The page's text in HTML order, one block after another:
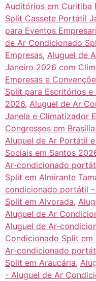
Auditórios em Curitiba
Split Cassete Portátil
para Eventos
de Ar Condicionado
Empresas, Aluguel de
Janeiro 2026 com
Empresas e
Split para Escritórios e
2026, Aluguel de Ar
Janela e Climatizador
Congressos em
Aluguel de Ar Portátil
Sociais em Santos
Ar-condicionado
Split em Almirante
condicionado portátil -
Split em Alvorada,
Aluguel de Ar
Aluguel de Ar-
Condicionado Split em
Ar-condicionado
Split em Araucária,
- Aluguel de Ar